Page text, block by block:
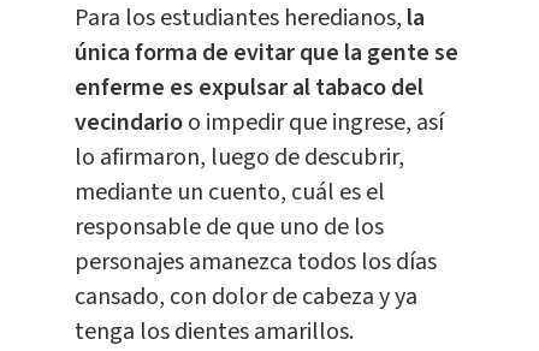
Para los estudiantes heredianos, la
única forma de evitar que la gente se
enferme es expulsar al tabaco del
vecindarioo impedir que ingrese, así
lo afirmaron, luego de descubrir,
mediante un cuento, cuál es el
responsable de que uno de los
personajes amanezca todos los días
cansado, con dolor de cabeza y ya
tenga los dientes amarillos.